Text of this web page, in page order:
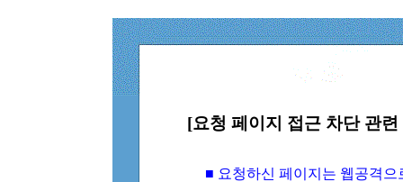
[요청 페이지 접근 차단 관
■ 요청하신 페이지는 웹공격